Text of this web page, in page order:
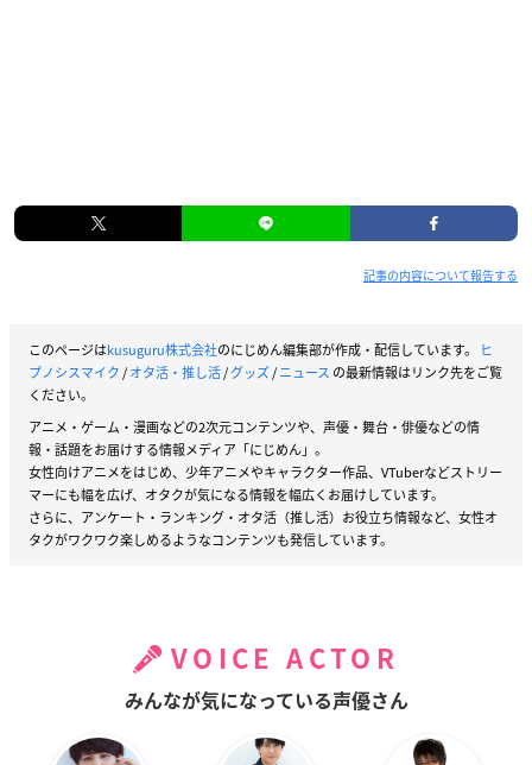
記事の内容について報告する
このページはkusuguru株式会社のにじめん編集部が作成・配信しています。
ヒ
プノシスマイク/オタ活・推し活/グッズ/ニュース の最新情報はリンク先をご覧
ください。
アニメ・ゲーム・漫画などの2次元コンテンツや、声優・舞台・俳優などの情
報・話題をお届けする情報メディア「にじめん」。
女性向けアニメをはじめ、少年アニメやキャラクター作品、VTuberなどストリー
マーにも幅を広げ、オタクが気になる情報を幅広くお届けしています。
さらに、アンケート・ランキング・オタ活（推し活）お役立ち情報など、女性オ
タクがワクワク楽しめるようなコンテンツも発信しています。
VOICE ACTOR
みんなが気になっている声優さん